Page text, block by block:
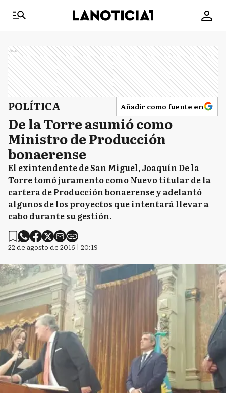
Ads
POLÍTICA Añadir como fuente en
De la Torre asumió como
Ministro de Producción
bonaerense
El exintendente de San Miguel, Joaquín De la
Torre tomó juramento como Nuevo titular de la
cartera de Producción bonaerense y adelantó
algunos de los proyectos que intentará llevar a
cabo durante su gestión.
22 de agosto de 2016 | 20:19